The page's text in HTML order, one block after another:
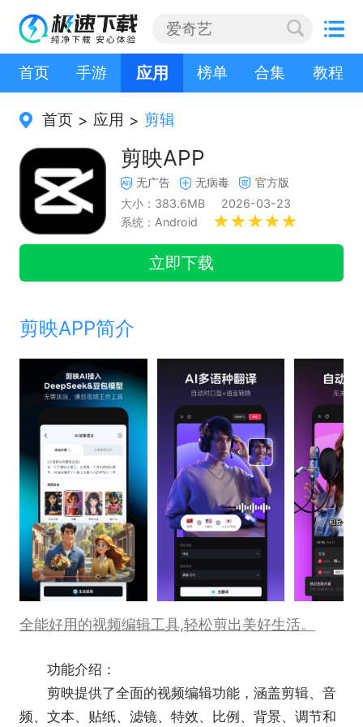
首页 手游 应用 榜单 合集 教程
首页 > 应用 > 剪辑
剪映APP
无广告 无病毒
官方版
大小：383.6MB
2026-03-23
系统：Android
立即下载
剪映APP简介
全能好用的视频编辑工具,轻松剪出美好生活。
功能介绍：
剪映提供了全面的视频编辑功能，涵盖剪辑、音
频、文本、贴纸、滤镜、特效、比例、背景、调节和